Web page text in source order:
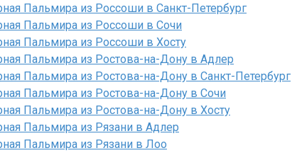
Пальмира из Россоши в Санкт-Петербург
Пальмира из Россоши в Сочи
Пальмира из Россоши в Хосту
Пальмира из Ростова-на-Дону в Адлер
Пальмира из Ростова-на-Дону в Санкт-Петербург
Пальмира из Ростова-на-Дону в Сочи
Пальмира из Ростова-на-Дону в Хосту
Пальмира из Рязани в Адлер
Пальмира из Рязани в Лоо